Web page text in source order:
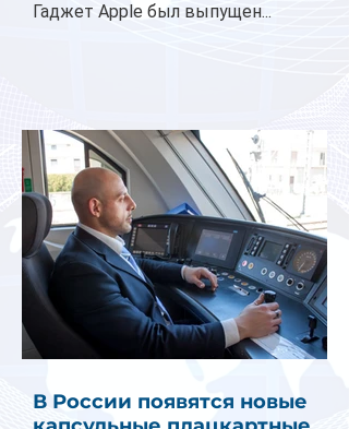
Гаджет Apple был выпущен...
В России появятся новые